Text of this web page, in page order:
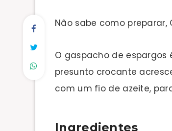
Não sabe como
O gaspacho de
presunto crocante
com um fio de azeite,
Ingredientes